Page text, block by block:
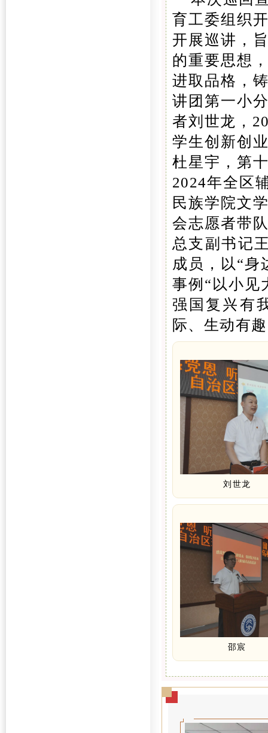
育工委组织
开展巡讲，
的重要思想
进取品格，
讲团第一小
者刘世龙，
学生创新创
杜星宇，第
2024年全区
民族学院文
会志愿者带
总支副书记
成员，以“身
事例“以小见
强国复兴有
际、生动有
刘世龙
邵宸